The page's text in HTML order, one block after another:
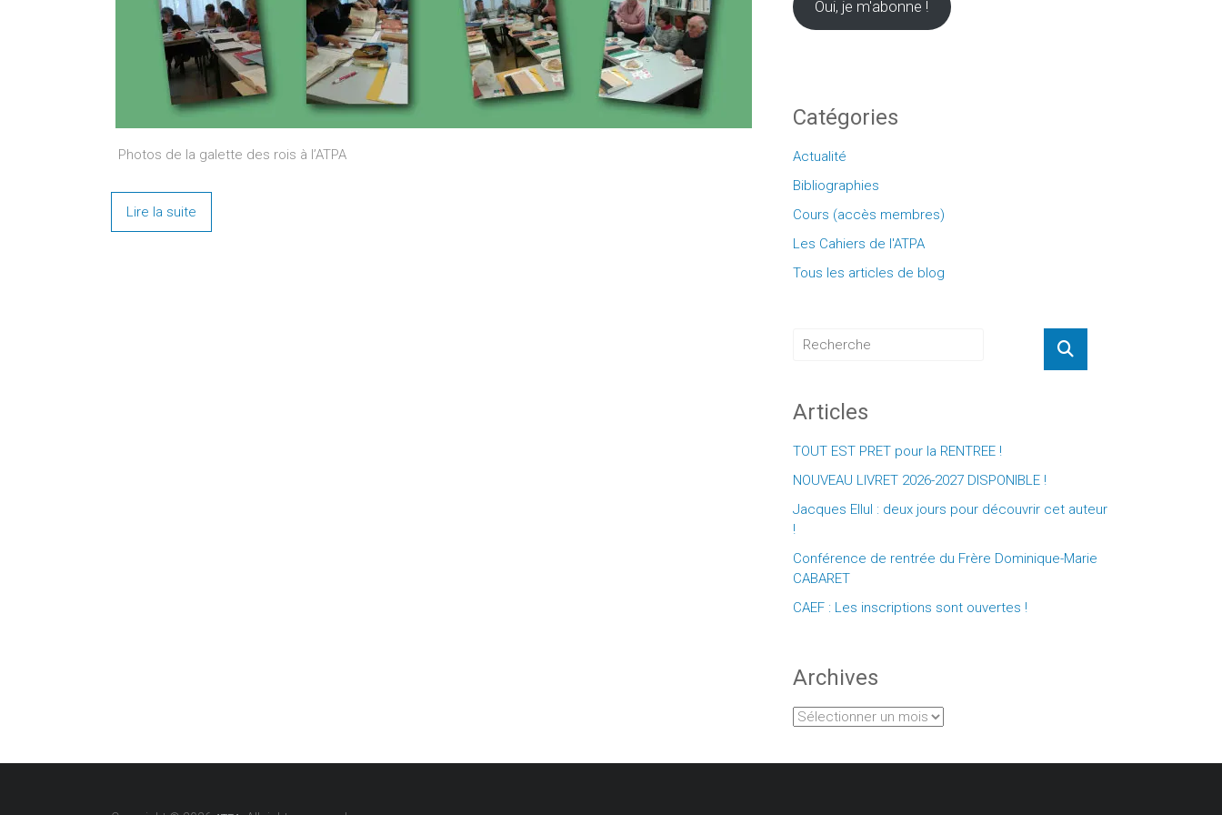
Photos de la galette des rois à l’ATPA
Lire la suite
Oui, je m'abonne !
Catégories
Actualité
Bibliographies
Cours (accès membres)
Les Cahiers de l'ATPA
Tous les articles de blog
Articles
TOUT EST PRET pour la RENTREE !
NOUVEAU LIVRET 2026-2027 DISPONIBLE !
Jacques Ellul : deux jours pour découvrir cet auteur
!
Conférence de rentrée du Frère Dominique-Marie
CABARET
CAEF : Les inscriptions sont ouvertes !
Archives
Archives